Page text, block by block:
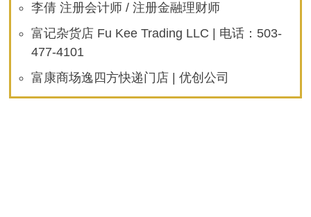
李倩 注册会计师 / 注册金融理财师
富记杂货店 Fu Kee Trading LLC | 电话：503-
477-4101
富康商场逸四方快递门店 | 优创公司